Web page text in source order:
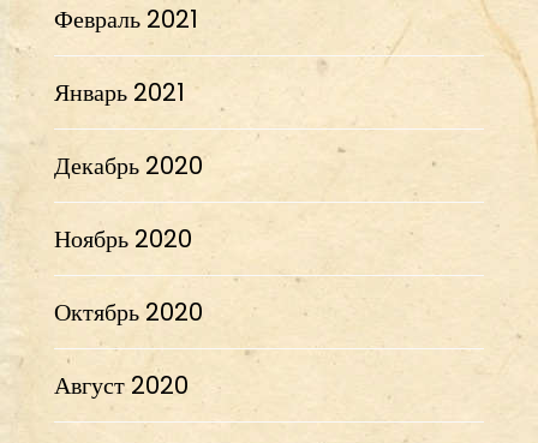
Февраль 2021
Январь 2021
Декабрь 2020
Ноябрь 2020
Октябрь 2020
Август 2020